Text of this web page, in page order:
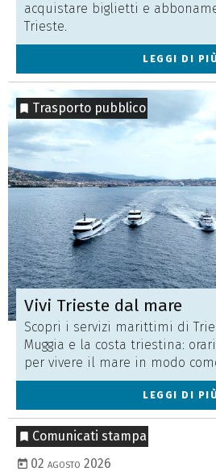
acquistare biglietti e
Trieste.
LEGGI DI PIÙ
Trasporto pubblico
Vivi Trieste dal mare
Scopri i servizi marittimi di
Muggia e la costa triestina:
per vivere il mare in modo
LEGGI DI PIÙ
Comunicati stampa
02 agosto 2026